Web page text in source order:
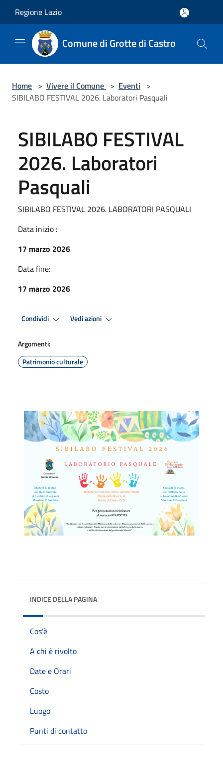
Regione Lazio
Comune di Grotte di Castro
Home > Vivere il Comune > Eventi >
SIBILABO FESTIVAL 2026. Laboratori Pasquali
SIBILABO FESTIVAL
2026. Laboratori
Pasquali
SIBILABO FESTIVAL 2026. LABORATORI PASQUALI
Data inizio :
17 marzo 2026
Data fine:
17 marzo 2026
Condividi Vedi azioni
Argomenti:
Patrimonio culturale
INDICE DELLA PAGINA
Cos'è
A chi è rivolto
Date e Orari
Costo
Luogo
Punti di contatto